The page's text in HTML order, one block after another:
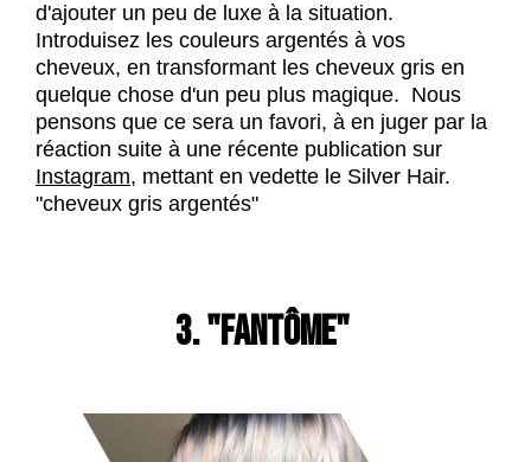
d'ajouter un peu de luxe à la situation.
Introduisez les couleurs argentés à vos
cheveux, en transformant les cheveux gris en
quelque chose d'un peu plus magique. Nous
pensons que ce sera un favori, à en juger par la
réaction suite à une récente publication sur
Instagram, mettant en vedette le Silver Hair.
"cheveux gris argentés"
3. "FANTÔME"